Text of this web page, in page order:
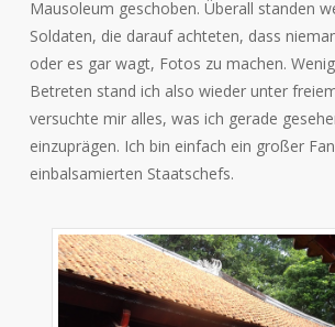
Mausoleum geschoben. Überall standen
Soldaten, die darauf achteten, dass
oder es gar wagt, Fotos zu machen.
Betreten stand ich also wieder unter
versuchte mir alles, was ich gerade
einzuprägen. Ich bin einfach ein großer
einbalsamierten Staatschefs.